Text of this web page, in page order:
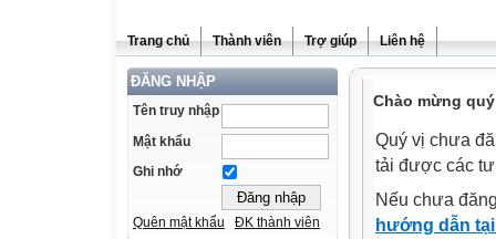
Trang chủ Thành viên Trợ giúp Liên hệ
ĐĂNG NHẬP
Tên truy nhập
Mật khẩu
Ghi nhớ
Quên mật khẩu ĐK thành viên
Chào mừng
Quý vị chưa
tải được các
Nếu chưa
hướng dẫn